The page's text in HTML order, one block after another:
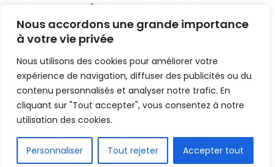
Nous accordons une grande importance
à votre vie privée
Nous utilisons des cookies pour améliorer votre
expérience de navigation, diffuser des publicités ou du
contenu personnalisés et analyser notre trafic. En
cliquant sur "Tout accepter", vous consentez à notre
utilisation des cookies.
Personnaliser Tout rejeter Accepter tout
journée (résultats-
classement) et le
programme de la journée
10e
Mis en ligne par AFRICASPORT
FR